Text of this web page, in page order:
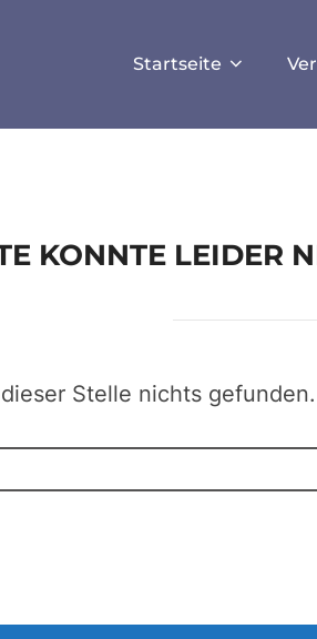
true);
Startseite
KONNTE LEIDER
Stelle nichts